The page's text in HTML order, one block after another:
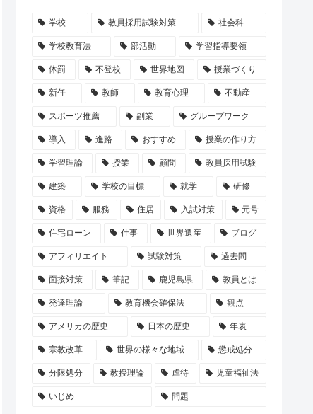
学校 教員採用試験対策 社会科
学校教育法 部活動 学習指導要領
体罰 不登校 世界地図 授業づくり
新任 教師 教育心理 不動産
スポーツ推薦 副業 グループワーク
導入 進路 おすすめ 授業の作り方
学習理論 授業 顧問 教員採用試験
建築 学校の目標 就学 研修
資格 服務 住居 入試対策 元号
住宅ローン 仕事 世界遺産 ブログ
アフィリエイト 試験対策 過去問
面接対策 筆記 鹿児島県 教員とは
発達理論 教育機会確保法 観点
アメリカの歴史 日本の歴史 年表
宗教改革 世界の様々な地域 懲戒処分
分限処分 教授理論 虐待 児童福祉法
いじめ 問題